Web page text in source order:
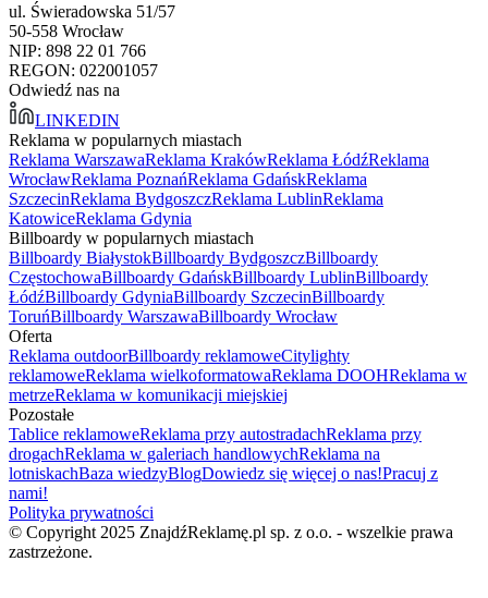
ul. Świeradowska 51/57
50-558 Wrocław
NIP: 898 22 01 766
REGON: 022001057
Odwiedź nas na
LINKEDIN
Reklama w popularnych miastach
Reklama WarszawaReklama KrakówReklama ŁódźReklama
WrocławReklama PoznańReklama GdańskReklama
SzczecinReklama BydgoszczReklama LublinReklama
KatowiceReklama Gdynia
Billboardy w popularnych miastach
Billboardy BiałystokBillboardy BydgoszczBillboardy
CzęstochowaBillboardy GdańskBillboardy LublinBillboardy
ŁódźBillboardy GdyniaBillboardy SzczecinBillboardy
ToruńBillboardy WarszawaBillboardy Wrocław
Oferta
Reklama outdoorBillboardy reklamoweCitylighty
reklamoweReklama wielkoformatowaReklama DOOHReklama w
metrzeReklama w komunikacji miejskiej
Pozostałe
Tablice reklamoweReklama przy autostradachReklama przy
drogachReklama w galeriach handlowychReklama na
lotniskachBaza wiedzyBlogDowiedz się więcej o nas!Pracuj z
nami!
Polityka prywatności
© Copyright 2025 ZnajdźReklamę.pl sp. z o.o. - wszelkie prawa
zastrzeżone.